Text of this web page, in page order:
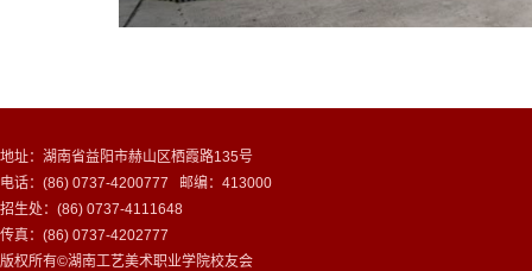
地址：湖南省益阳市赫山区栖霞路135号
电话：(86) 0737-4200777 邮编：413000
招生处：(86) 0737-4111648
传真：(86) 0737-4202777
版权所有©湖南工艺美术职业学院校友会